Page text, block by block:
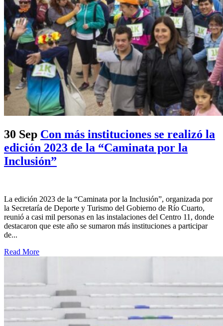
30 Sep Con más instituciones se realizó la
edición 2023 de la “Caminata por la
Inclusión”
La edición 2023 de la “Caminata por la Inclusión”, organizada por
la Secretaría de Deporte y Turismo del Gobierno de Río Cuarto,
reunió a casi mil personas en las instalaciones del Centro 11, donde
destacaron que este año se sumaron más instituciones a participar
de...
Read More